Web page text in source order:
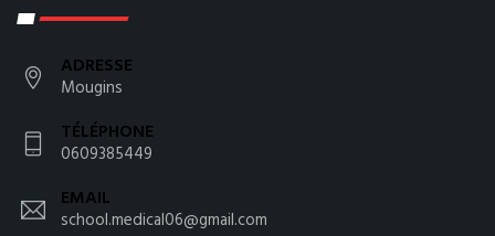
ADRESSE
Mougins
TÉLÉPHONE
0609385449
EMAIL
school.medical06@gmail.com